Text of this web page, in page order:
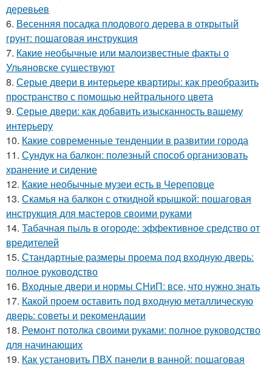
деревьев
6. Весенняя посадка плодового дерева в открытый
грунт: пошаговая инструкция
7. Какие необычные или малоизвестные факты о
Ульяновске существуют
8. Серые двери в интерьере квартиры: как преобразить
пространство с помощью нейтрального цвета
9. Серые двери: как добавить изысканность вашему
интерьеру
10. Какие современные тенденции в развитии города
11. Сундук на балкон: полезный способ организовать
хранение и сидение
12. Какие необычные музеи есть в Череповце
13. Скамья на балкон с откидной крышкой: пошаговая
инструкция для мастеров своими руками
14. Табачная пыль в огороде: эффективное средство от
вредителей
15. Стандартные размеры проема под входную дверь:
полное руководство
16. Входные двери и нормы СНиП: все, что нужно знать
17. Какой проем оставить под входную металлическую
дверь: советы и рекомендации
18. Ремонт потолка своими руками: полное руководство
для начинающих
19. Как установить ПВХ панели в ванной: пошаговая